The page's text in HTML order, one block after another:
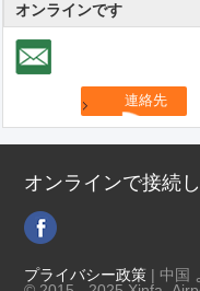
オンラインです
オンラインで接続
プライバシー政策 | 中国